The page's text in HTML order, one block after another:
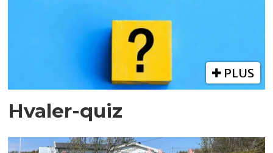
PLUS
Hvaler-quiz